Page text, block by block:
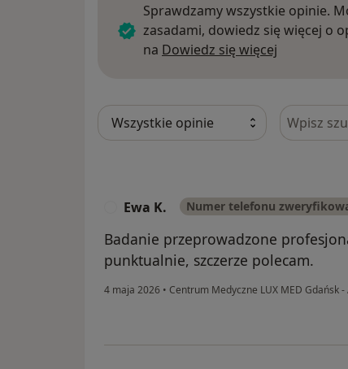
Sprawdzamy wszystkie opinie.
zasadami, dowiedz się więcej o
na Dowiedz się więcej
Szukaj w
Ewa K. Numer telefonu
Badanie przeprowadzone
punktualnie, szczerze polecam.
4 maja 2026 • Centrum Medyczne LUX MED Gdańsk